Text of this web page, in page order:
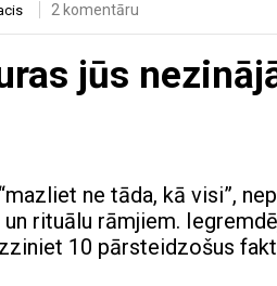
2 komentāru
jūs
ne tāda, kā visi”,
rituālu rāmjiem.
10 pārsteidzošus